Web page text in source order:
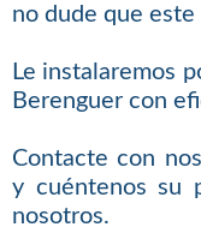
no dude que
Le instalaremos
Berenguer con
Contacte con
y cuéntenos su
nosotros.